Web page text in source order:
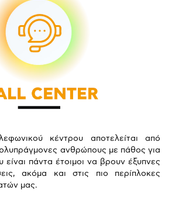
κέντρου αποτελείται από
ανθρώπους με πάθος για
είναι πάντα έτοιμοι να βρουν έξυπνες
ακόμα και στις πιο περίπλοκες
μας.